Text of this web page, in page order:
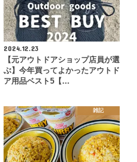
2024.12.23
【元アウトドアショップ店員が選
ぶ】今年買ってよかったアウトド
ア用品ベスト5【…
雑記